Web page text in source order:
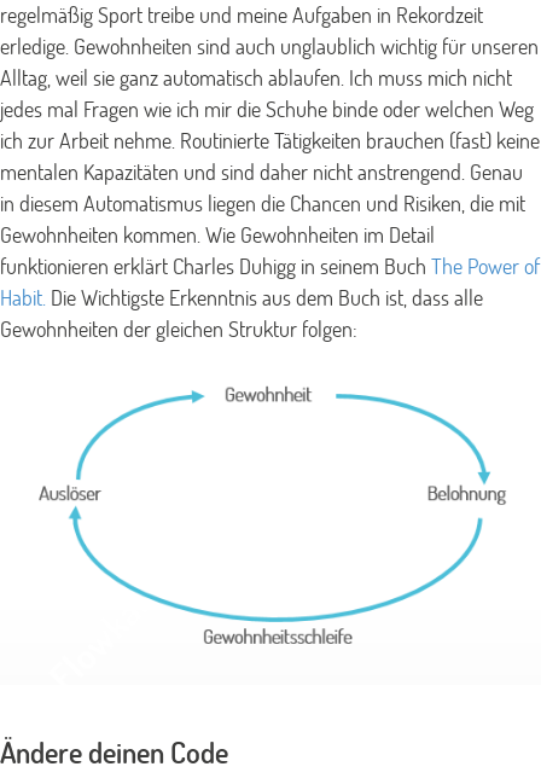
regelmäßig Sport treibe und meine Aufgaben in Rekordzeit
erledige. Gewohnheiten sind auch unglaublich wichtig für unseren
Alltag, weil sie ganz automatisch ablaufen. Ich muss mich nicht
jedes mal Fragen wie ich mir die Schuhe binde oder welchen Weg
ich zur Arbeit nehme. Routinierte Tätigkeiten brauchen (fast) keine
mentalen Kapazitäten und sind daher nicht anstrengend. Genau
in diesem Automatismus liegen die Chancen und Risiken, die mit
Gewohnheiten kommen. Wie Gewohnheiten im Detail
funktionieren erklärt Charles Duhigg in seinem Buch The Power of
Habit. Die Wichtigste Erkenntnis aus dem Buch ist, dass alle
Gewohnheiten der gleichen Struktur folgen:
Ändere deinen Code